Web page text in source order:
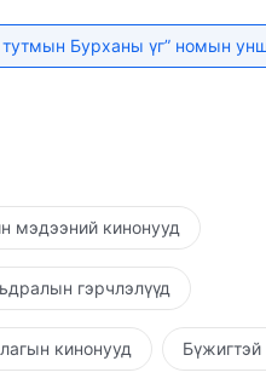
бөгөөд нөхцөл байдал
ажлыг ялан дийлж
чанар байсаар байдаг;
байдал, сэдэл,
хүсэлтэй болдог. Ийм
хаягддаг. Ариун
тохиолдоно, тэд
байсаар байдаг, гэхдээ
хэдий тэд уйлж, дотроо
ажил тун хэвийн бөгөөд
байдалд өөрчлөлт
нь эндүү ташаа юм.
Бурханы үг” номын
мэдээний кинонууд
гэрчлэлүүд
кинонууд